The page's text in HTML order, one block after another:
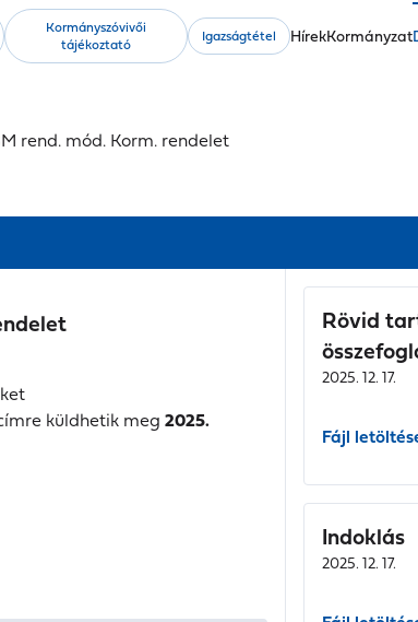
Kormányszóvivői
tájékoztató
Igazságtétel
Fő
HírekKormányzat
rend. mód. Korm. rendelet
küldhetik meg 2025.
Rövid
2025. 12. 17.
Fájl
Indoklás
2025. 12. 17.